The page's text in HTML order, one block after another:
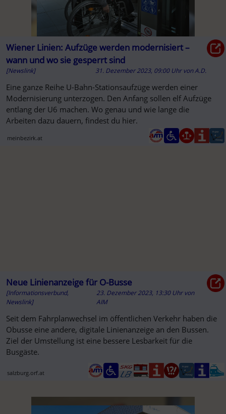
Wiener Linien: Aufzüge werden modernisiert –
wann und wo sie gesperrt sind
[Newslink] 31. Dezember 2023, 09:00 Uhr vonA.D.
Eine ganze Reihe U-Bahn-Stationsaufzüge werden einer
Modernisierung unterzogen. Den Anfang sollen elf Aufzüge
entlang der U6 machen. Wo genau und wie lange die
Arbeiten dazu dauern, findest du hier.
meinbezirk.at
Neue Linienanzeige für O-Busse
[Informationsverbund,
Newslink]
23. Dezember 2023, 13:30 Uhr von
AIM
Seit dem Fahrplanwechsel im öffentlichen Verkehr haben die
Obusse eine andere, digitale Linienanzeige an den Bussen.
Ziel der Umstellung ist eine bessere Lesbarkeit für die
Busgäste.
salzburg.orf.at